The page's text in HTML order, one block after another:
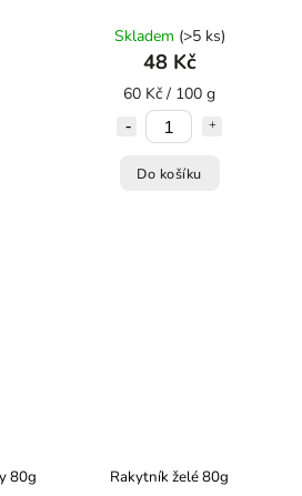
Skladem (>5 ks)
48 Kč
60 Kč / 100 g
Do košíku
80g Rakytník želé 80g